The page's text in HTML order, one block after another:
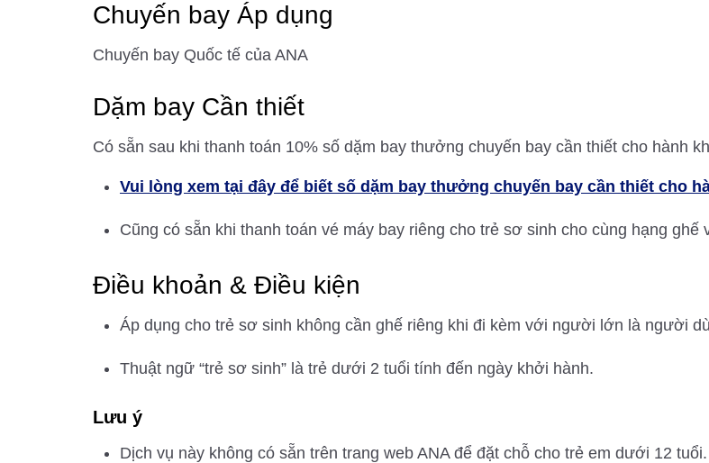
Chuyến bay Áp dụng
Chuyến bay Quốc tế của ANA
Dặm bay Cần thiết
Có sẵn sau khi thanh toán 10% số dặm bay thưởng chuyến bay cần thiết cho hành
Vui lòng xem tại đây để biết số dặm bay thưởng chuyến bay cần thiết cho
Cũng có sẵn khi thanh toán vé máy bay riêng cho trẻ sơ sinh cho cùng hạng
Điều khoản & Điều kiện
Áp dụng cho trẻ sơ sinh không cần ghế riêng khi đi kèm với người lớn là người
Thuật ngữ “trẻ sơ sinh” là trẻ dưới 2 tuổi tính đến ngày khởi hành.
Lưu ý
Dịch vụ này không có sẵn trên trang web ANA để đặt chỗ cho trẻ em dưới 12